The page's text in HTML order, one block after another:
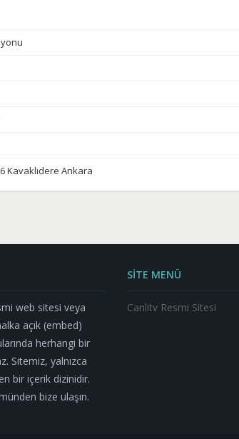
Kavaklıdere Ankara
web sitesi veya
açık (embed)
herhangi bir
Sitemiz, yalnızca
bir içerik dizinidir.
bize ulaşın.
SİTE MENÜ
Canlitv Resmi Sitesi